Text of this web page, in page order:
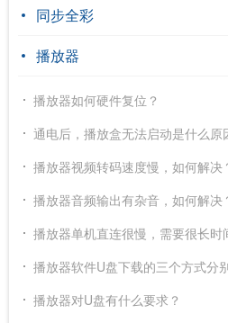
同步全彩
播放器
播放器如何硬件复位？
通电后，播放盒无法启动是什么原
播放器视频转码速度慢，如何解决
播放器音频输出有杂音，如何解决
播放器单机直连很慢，需要很长时
播放器软件U盘下载的三个方式分
播放器对U盘有什么要求？